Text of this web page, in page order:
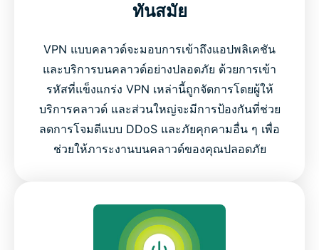
ทันสมัย
VPN แบบคลาวด์จะมอบการเข้าถึงแอปพลิเคชัน
และบริการบนคลาวด์อย่างปลอดภัย ด้วยการเข้า
รหัสที่แข็งแกร่ง VPN เหล่านี้ถูกจัดการโดยผู้ให้
บริการคลาวด์ และส่วนใหญ่จะมีการป้องกันที่ช่วย
ลดการโจมตีแบบ DDoS และภัยคุกคามอื่น ๆ เพื่อ
ช่วยให้ภาระงานบนคลาวด์ของคุณปลอดภัย